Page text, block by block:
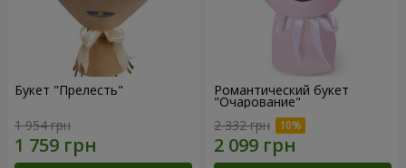
Букет "Прелесть"
1 954 грн
Романтический букет
"Очарование"
2 332 грн